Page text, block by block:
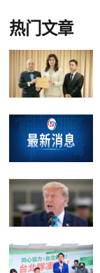
热门文章